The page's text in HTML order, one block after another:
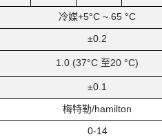
冷媒+5°C ~ 65 °C
±0.2
1.0 (37°C 至20 °C)
±0.1
梅特勒/hamilton
0-14